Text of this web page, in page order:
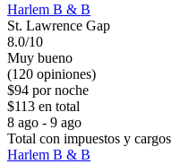
Harlem B & B
St. Lawrence Gap
8.0/10
Muy bueno
(120 opiniones)
$94 por noche
$113 en total
8 ago - 9 ago
Total con impuestos y cargos
Harlem B & B